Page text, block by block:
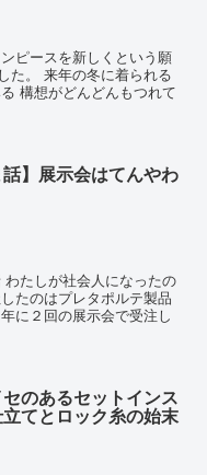
ピースを新しくという願
た。 来年の冬に着られる
構想がどんどんもつれて
話】展示会はてんやわ
たしが社会人になったの
たのはプレタポルテ製品
に２回の展示会で受注し
セのあるセットインス
てとロック糸の始末